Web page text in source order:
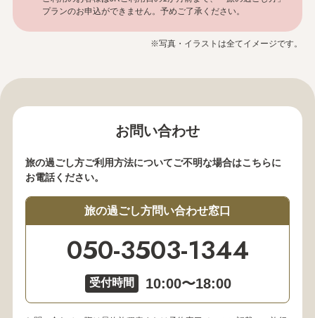
プランのお申込ができません。予めご了承ください。
※写真・イラストは全てイメージです。
お問い合わせ
旅の過ごし方ご利用方法についてご不明な場合はこちらに
お電話ください。
旅の過ごし方問い合わせ窓口
050-3503-1344
受付時間 10:00〜18:00